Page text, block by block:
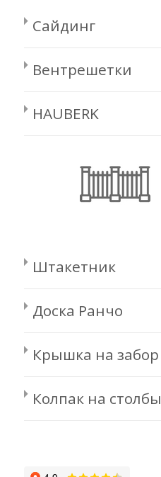
Сайдинг
Вентрешетки
HAUBERK
Штакетник
Доска Ранчо
Крышка на забор
Колпак на столбы